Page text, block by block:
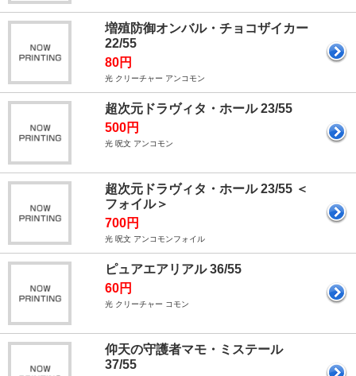
増殖防御オンバル・チョコザイカー
22/55
80円
光 クリーチャー アンコモン
超次元ドラヴィタ・ホール 23/55
500円
光 呪文 アンコモン
超次元ドラヴィタ・ホール 23/55 ＜
フォイル＞
700円
光 呪文 アンコモンフォイル
ピュアエアリアル 36/55
60円
光 クリーチャー コモン
仰天の守護者マモ・ミステール
37/55